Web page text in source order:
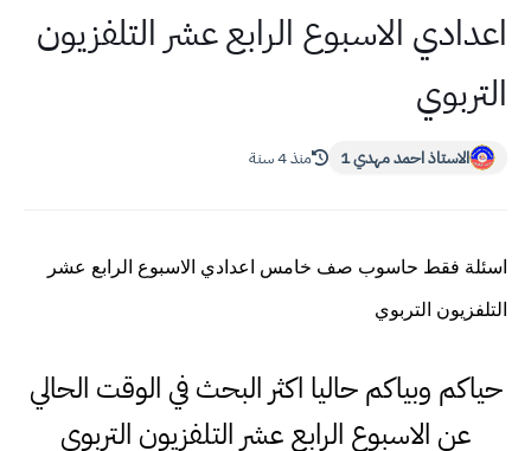
اعدادي الاسبوع الرابع عشر التلفزيون
التربوي
الاستاذ احمد مهدي 1 منذ 4 سنة
اسئلة فقط حاسوب صف خامس اعدادي الاسبوع الرابع عشر
التلفزيون التربوي
حياكم وبياكم حاليا اكثر البحث في الوقت الحالي
عن الاسبوع الرابع عشر التلفزيون التربوي